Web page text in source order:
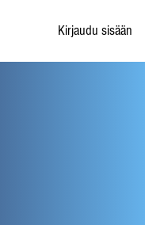
Kirjaudu sisään